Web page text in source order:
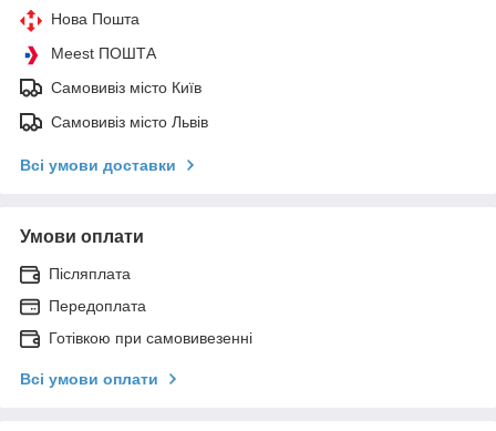
Нова Пошта
Meest ПОШТА
Самовивіз місто Київ
Самовивіз місто Львів
Всі умови доставки
Умови оплати
Післяплата
Передоплата
Готівкою при самовивезенні
Всі умови оплати